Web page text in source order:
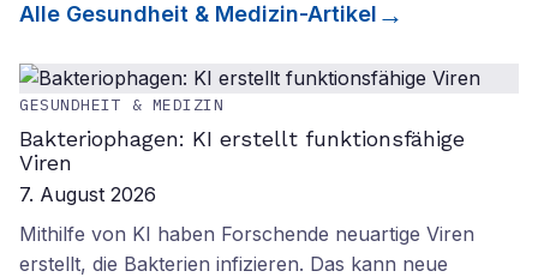
Alle Gesundheit & Medizin-Artikel
GESUNDHEIT & MEDIZIN
Bakteriophagen: KI erstellt funktionsfähige
Viren
7. August 2026
Mithilfe von KI haben Forschende neuartige Viren
erstellt, die Bakterien infizieren. Das kann neue